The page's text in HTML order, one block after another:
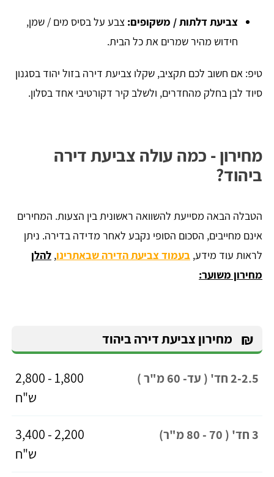
צביעת דלתות / משקופים: צבע על בסיס מים / שמן,
חידוש מהיר שמרים את כל הבית.
טיפ: אם חשוב לכם תקציב, שקלו צביעת דירה בזול יהוד בסגנון
סיוד לבן בחלק מהחדרים, ולשלב קיר דקורטיבי אחד בסלון.
מחירון - כמה עולה צביעת דירה
ביהוד?
הטבלה הבאה מסייעת להשוואה ראשונית בין הצעות. המחירים
אינם מחייבים, הסכום הסופי נקבע לאחר מדידה בדירה. ניתן
לראות עוד מידע, בעמוד צביעת הדירה שבאתרינו, להלן
מחירון משוער:
₪ מחירון צביעת דירה ביהוד
2-2.5 חד' ( עד- 60 מ"ר )
1,800 - 2,800
ש"ח
3 חד' ( 70 - 80 מ"ר)
2,200 - 3,400
ש"ח